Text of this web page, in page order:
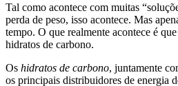
Tal como acontece com muitas
perda de peso, isso acontece. Mas
tempo. O que realmente acontece é
hidratos de carbono.
Os hidratos de carbono, juntamente
os principais distribuidores de energia